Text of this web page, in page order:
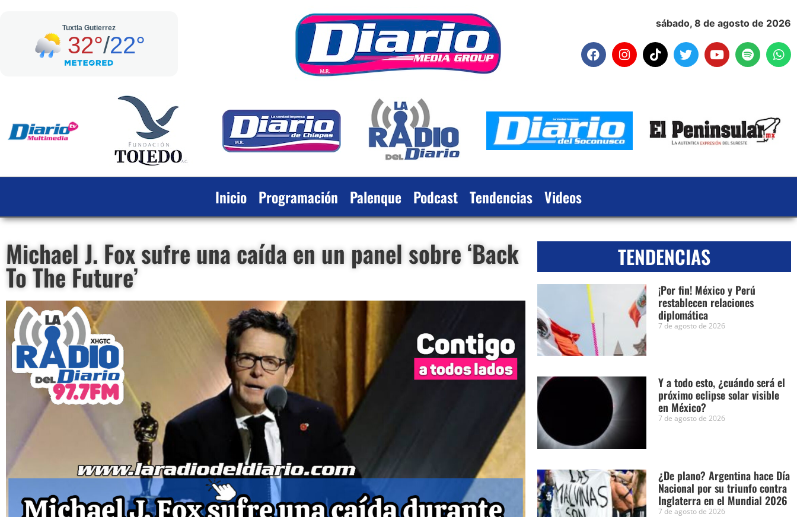
sábado, 8 de agosto de 2026
Inicio Programación Palenque Podcast Tendencias Videos
Michael J. Fox sufre una caída en un panel sobre ‘Back
To The Future’
TENDENCIAS
¡Por fin! México y Perú
restablecen relaciones
diplomática
7 de agosto de 2026
Y a todo esto, ¿cuándo será el
próximo eclipse solar visible
en México?
7 de agosto de 2026
¿De plano? Argentina hace Día
Nacional por su triunfo contra
Inglaterra en el Mundial 2026
7 de agosto de 2026